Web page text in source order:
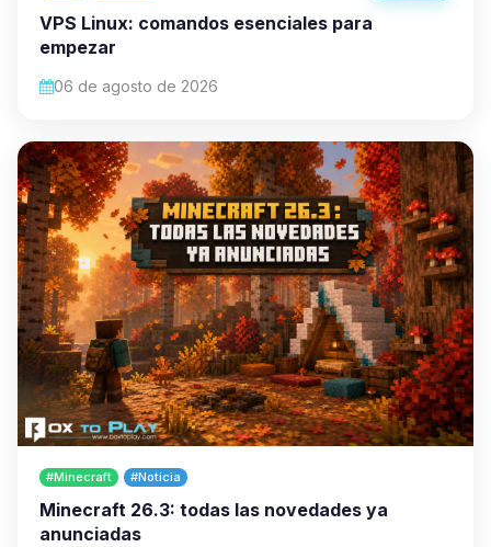
VPS Linux: comandos esenciales para
empezar
06 de agosto de 2026
#Minecraft #Noticia
Minecraft 26.3: todas las novedades ya
anunciadas